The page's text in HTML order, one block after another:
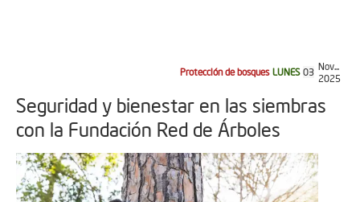
Protección de bosques LUNES 03 Nov...
2025
Seguridad y bienestar en las siembras
con la Fundación Red de Árboles